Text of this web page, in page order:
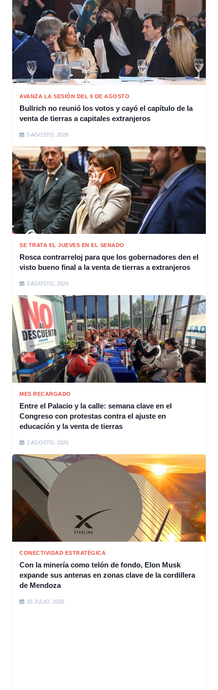
AVANZA LA SESIÓN DEL 6 DE AGOSTO
Bullrich no reunió los votos y cayó el capítulo de la
venta de tierras a capitales extranjeros
5 AGOSTO, 2026
SE TRATA EL JUEVES EN EL SENADO
Rosca contrarreloj para que los gobernadores den el
visto bueno final a la venta de tierras a extranjeros
3 AGOSTO, 2026
MES RECARGADO
Entre el Palacio y la calle: semana clave en el
Congreso con protestas contra el ajuste en
educación y la venta de tierras
2 AGOSTO, 2026
CONECTIVIDAD ESTRATÉGICA
Con la minería como telón de fondo, Elon Musk
expande sus antenas en zonas clave de la cordillera
de Mendoza
26 JULIO, 2026